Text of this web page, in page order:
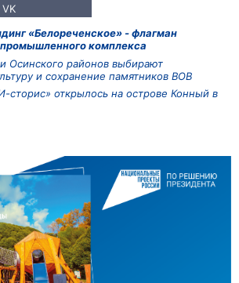
«Белореченское» - флагман
комплекса
Осинского районов выбирают
и сохранение памятников ВОВ
сторис» открылось на острове Конный в